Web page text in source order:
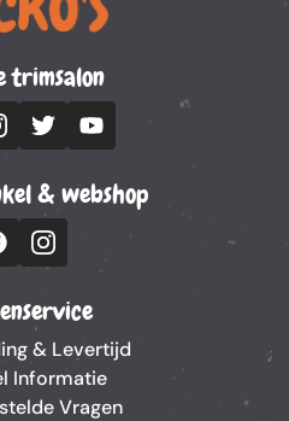
trimsalon
& webshop
& Levertijd
Informatie
Vragen